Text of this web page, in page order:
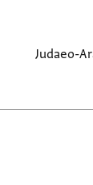
Judaeo-